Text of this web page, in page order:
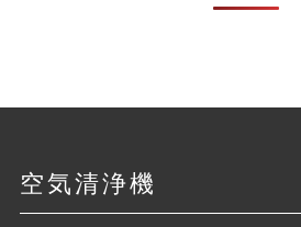
空気清浄機